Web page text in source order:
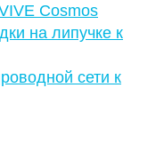
Cosmos
на липучке к
сети к